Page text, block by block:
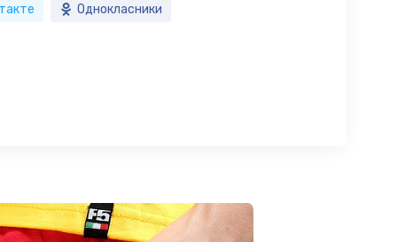
Однокласники